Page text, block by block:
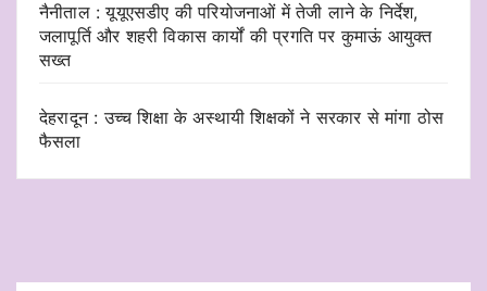
नैनीताल : यूयूएसडीए की परियोजनाओं में तेजी लाने के निर्देश,
जलापूर्ति और शहरी विकास कार्यों की प्रगति पर कुमाऊं आयुक्त
सख्त
देहरादून : उच्च शिक्षा के अस्थायी शिक्षकों ने सरकार से मांगा ठोस
फैसला